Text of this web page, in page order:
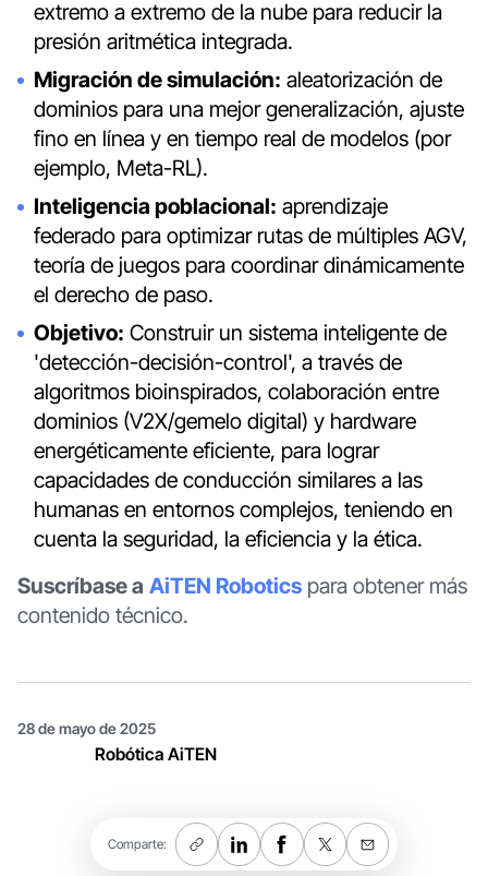
extremo a extremo de la nube para reducir la
presión aritmética integrada.
Migración de simulación: aleatorización de
dominios para una mejor generalización, ajuste
fino en línea y en tiempo real de modelos (por
ejemplo, Meta-RL).
Inteligencia poblacional: aprendizaje
federado para optimizar rutas de múltiples AGV,
teoría de juegos para coordinar dinámicamente
el derecho de paso.
Objetivo: Construir un sistema inteligente de
'detección-decisión-control', a través de
algoritmos bioinspirados, colaboración entre
dominios (V2X/gemelo digital) y hardware
energéticamente eficiente, para lograr
capacidades de conducción similares a las
humanas en entornos complejos, teniendo en
cuenta la seguridad, la eficiencia y la ética.
Suscríbase a AiTEN Roboticspara obtener más
contenido técnico.
28 de mayo de 2025
Robótica AiTEN
Comparte: